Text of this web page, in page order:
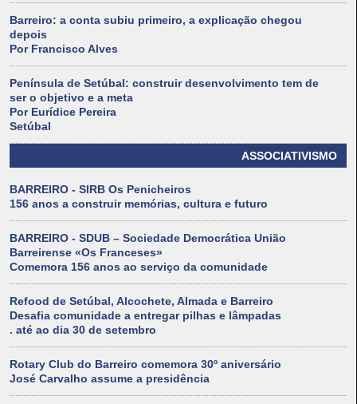
Barreiro: a conta subiu primeiro, a explicação chegou
depois
Por Francisco Alves
Península de Setúbal: construir desenvolvimento tem de
ser o objetivo e a meta
Por Eurídice Pereira
Setúbal
ASSOCIATIVISMO
BARREIRO - SIRB Os Penicheiros
156 anos a construir memórias, cultura e futuro
BARREIRO - SDUB – Sociedade Democrática União
Barreirense «Os Franceses»
Comemora 156 anos ao serviço da comunidade
Refood de Setúbal, Alcochete, Almada e Barreiro
Desafia comunidade a entregar pilhas e lâmpadas
. até ao dia 30 de setembro
Rotary Club do Barreiro comemora 30º aniversário
José Carvalho assume a presidência